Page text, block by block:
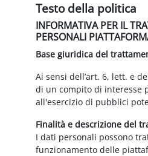
Testo della politica
INFORMATIVA PER IL
PERSONALI
Base giuridica del
Ai sensi dell’art. 6, lett. e
di un compito di interesse
all'esercizio di pubblici
Finalità e descrizione del
I dati personali possono
funzionamento delle